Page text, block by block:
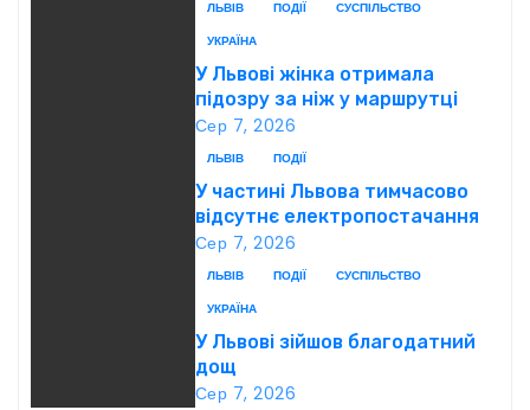
ЛЬВІВ ПОДІЇ
СУСПІЛЬСТВО
УКРАЇНА
У Львові жінка отримала
підозру за ніж у маршрутці
Сер 7, 2026
ЛЬВІВ ПОДІЇ
У частині Львова тимчасово
відсутнє електропостачання
Сер 7, 2026
ЛЬВІВ ПОДІЇ
СУСПІЛЬСТВО
УКРАЇНА
У Львові зійшов благодатний
дощ
Сер 7, 2026